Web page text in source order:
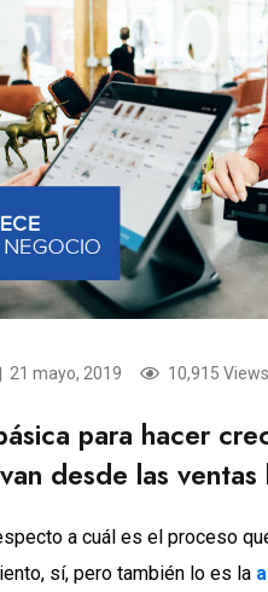
21 mayo, 2019 10,915 Views
para hacer
desde las
a cuál es el proceso
sí, pero también lo es la